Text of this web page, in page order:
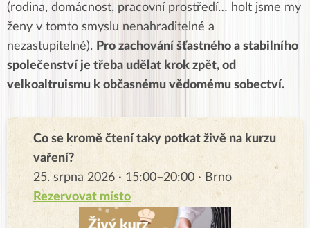
(rodina, domácnost, pracovní prostředí… holt jsme my
ženy v tomto smyslu nenahraditelné a
nezastupitelné). Pro zachování šťastného a stabilního
společenství je třeba udělat krok zpět, od
velkoaltruismu k občasnému vědomému sobectví.
Co se kromě čtení taky potkat živě na kurzu
vaření?
25. srpna 2026 · 15:00–20:00 · Brno
Rezervovat místo